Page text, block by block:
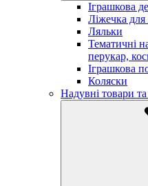
Іграшкова
Ліжечка для
Ляльки
Тематичні
перукар,
Іграшкова
Коляски
Надувні товари